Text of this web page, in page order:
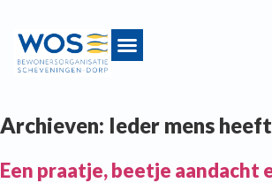
Archieven: Ieder mens
Een praatje, beetje aandacht